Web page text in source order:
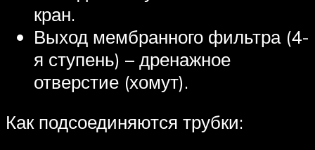
кран.
Выход мембранного фильтра (4-
я ступень) – дренажное
отверстие (хомут).
Как подсоединяются трубки: